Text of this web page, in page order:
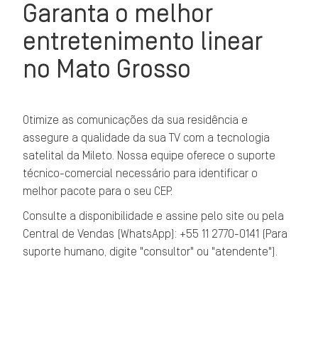
Garanta o melhor
entretenimento linear
no Mato Grosso
Otimize as comunicações da sua residência e
assegure a qualidade da sua TV com a tecnologia
satelital da Mileto. Nossa equipe oferece o suporte
técnico-comercial necessário para identificar o
melhor pacote para o seu CEP.
Consulte a disponibilidade e assine pelo site ou pela
Central de Vendas (WhatsApp): +55 11 2770-0141 (Para
suporte humano, digite "consultor" ou "atendente").